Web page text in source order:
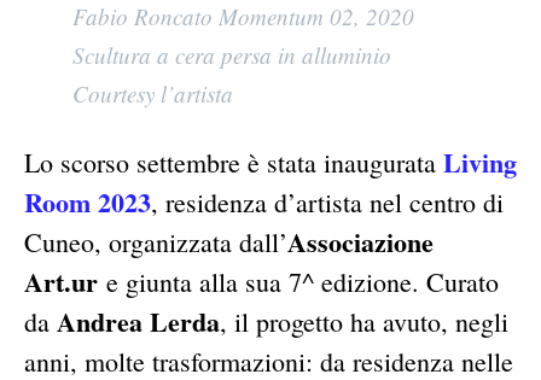
Fabio Roncato Momentum 02, 2020
Scultura a cera persa in alluminio
Courtesy l’artista
Lo scorso settembre è stata inaugurata Living
Room 2023, residenza d’artista nel centro di
Cuneo, organizzata dall’Associazione
Art.ur e giunta alla sua 7^ edizione. Curato
da Andrea Lerda, il progetto ha avuto, negli
anni, molte trasformazioni: da residenza nelle